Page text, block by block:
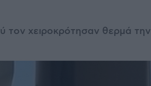
τον χειροκρότησαν θερμά την